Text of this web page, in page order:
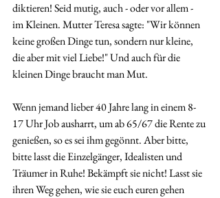
diktieren! Seid mutig, auch - oder vor allem -
im Kleinen. Mutter Teresa sagte: "Wir können
keine großen Dinge tun, sondern nur kleine,
die aber mit viel Liebe!" Und auch für die
kleinen Dinge braucht man Mut.
Wenn jemand lieber 40 Jahre lang in einem 8-
17 Uhr Job ausharrt, um ab 65/67 die Rente zu
genießen, so es sei ihm gegönnt. Aber bitte,
bitte lasst die Einzelgänger, Idealisten und
Träumer in Ruhe! Bekämpft sie nicht! Lasst sie
ihren Weg gehen, wie sie euch euren gehen